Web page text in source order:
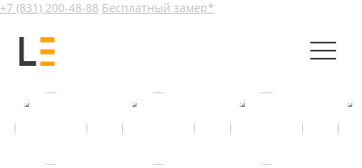
+7 (831) 200-48-88 Бесплатный замер*